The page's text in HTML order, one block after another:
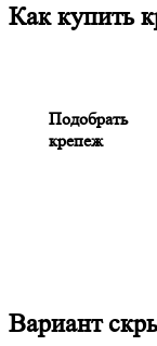
Как купить
Подобрать
крепеж
Вариант